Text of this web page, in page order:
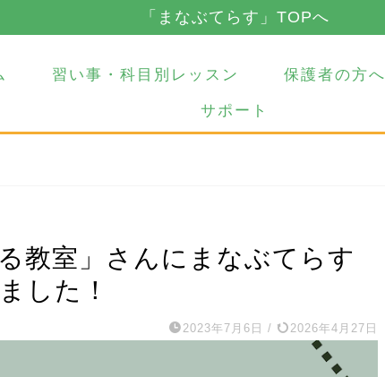
「まなぶてらす」TOPへ
習い事・科目別レッスン 保護者の方へ
サポート
教室」さんにまなぶてらす
した！
2023年7月6日 / 2026年4月27日